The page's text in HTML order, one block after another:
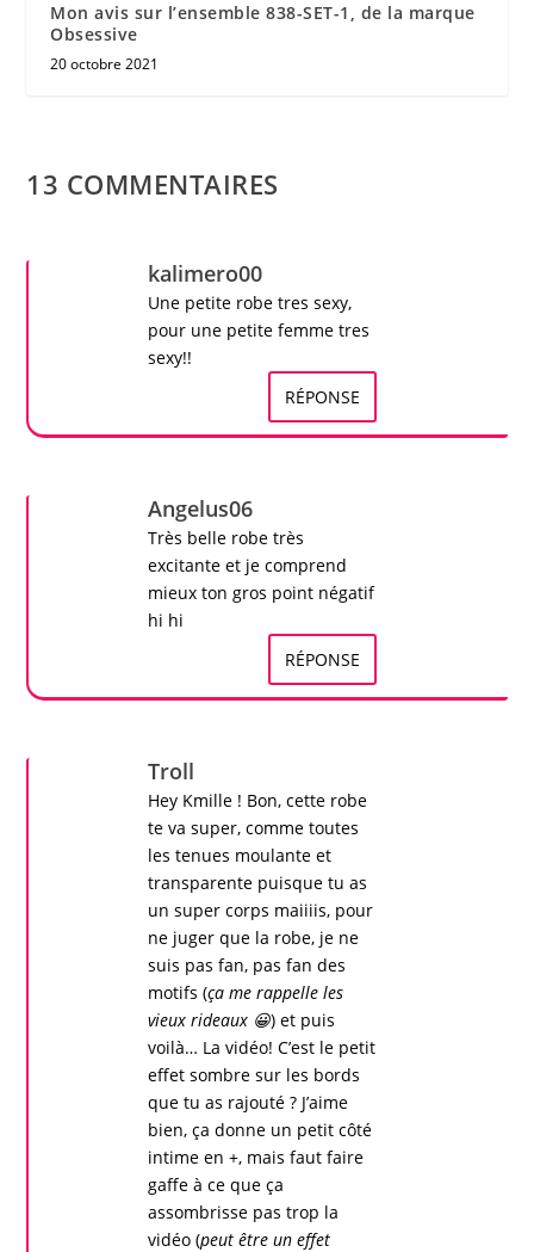
Mon avis sur l’ensemble 838-SET-1, de la marque
Obsessive
20 octobre 2021
13 COMMENTAIRES
kalimero00
Une petite robe tres sexy,
pour une petite femme tres
sexy!!
RÉPONSE
Angelus06
Très belle robe très
excitante et je comprend
mieux ton gros point négatif
hi hi
RÉPONSE
Troll
Hey Kmille ! Bon, cette robe
te va super, comme toutes
les tenues moulante et
transparente puisque tu as
un super corps maiiiis, pour
ne juger que la robe, je ne
suis pas fan, pas fan des
motifs (ça me rappelle les
vieux rideaux 😀) et puis
voilà… Lavidéo! C’est le petit
effet sombre sur les bords
que tu as rajouté ? J’aime
bien, ça donne un petit côté
intime en +, mais faut faire
gaffe à ce que ça
assombrisse pas trop la
vidéo (peut être un effet